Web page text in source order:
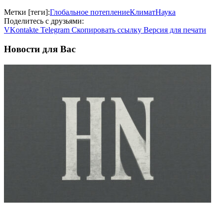
Метки [теги]:Глобальное потеплениеКлиматНаука
Поделитесь с друзьями:
VKontakte Telegram Скопировать ссылку Версия для печати
Новости для Вас